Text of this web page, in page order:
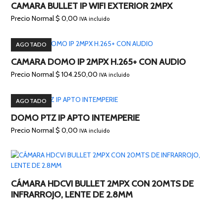
CAMARA BULLET IP WIFI EXTERIOR 2MPX
Precio Normal$ 0,00 IVA incluido
AGOTADO
CAMARA DOMO IP 2MPX H.265+ CON AUDIO
Precio Normal$ 104.250,00 IVA incluido
AGOTADO
DOMO PTZ IP APTO INTEMPERIE
Precio Normal$ 0,00 IVA incluido
CÁMARA HDCVI BULLET 2MPX CON 20MTS DE
INFRARROJO, LENTE DE 2.8MM